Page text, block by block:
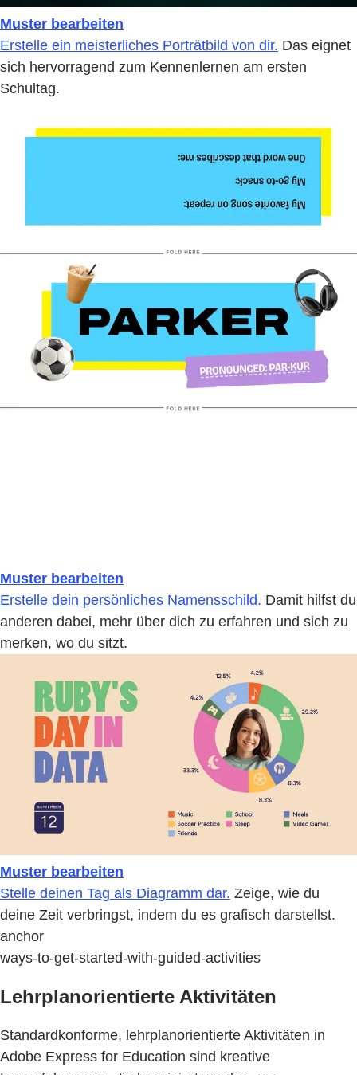
Muster bearbeiten
Erstelle ein meisterliches Porträtbild von dir. Das eignet
sich hervorragend zum Kennenlernen am ersten
Schultag.
Muster bearbeiten
Erstelle dein persönliches Namensschild. Damit hilfst du
anderen dabei, mehr über dich zu erfahren und sich zu
merken, wo du sitzt.
Muster bearbeiten
Stelle deinen Tag als Diagramm dar. Zeige, wie du
deine Zeit verbringst, indem du es grafisch darstellst.
anchor
ways-to-get-started-with-guided-activities
Lehrplanorientierte Aktivitäten
Standardkonforme, lehrplanorientierte Aktivitäten in
Adobe Express for Education sind kreative